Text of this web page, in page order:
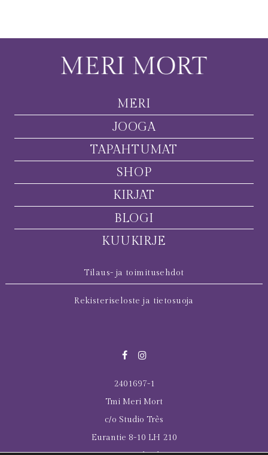
MERI
JOOGA
TAPAHTUMAT
SHOP
KIRJAT
BLOGI
KUUKIRJE
Tilaus- ja toimitusehdot
Rekisteriseloste ja tietosuoja
2401697-1
Tmi Meri Mort
c/o Studio Très
Eurantie 8-10 LH 210